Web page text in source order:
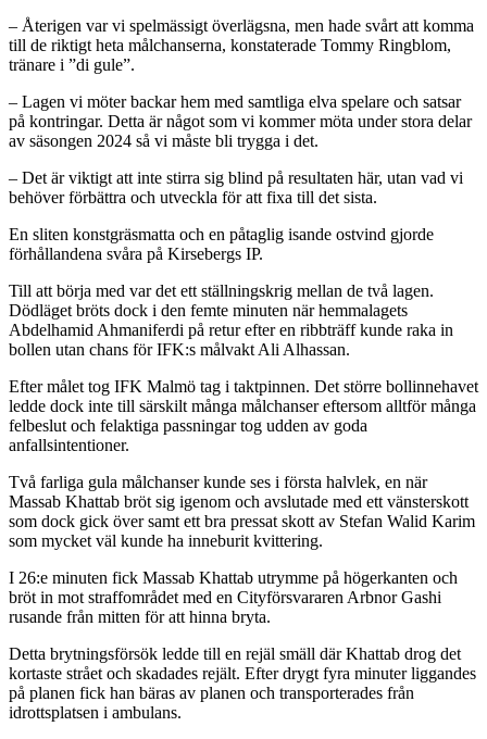
– Återigen var vi spelmässigt överlägsna, men hade svårt att komma
till de riktigt heta målchanserna, konstaterade Tommy Ringblom,
tränare i ”di gule”.
– Lagen vi möter backar hem med samtliga elva spelare och satsar
på kontringar. Detta är något som vi kommer möta under stora delar
av säsongen 2024 så vi måste bli trygga i det.
– Det är viktigt att inte stirra sig blind på resultaten här, utan vad vi
behöver förbättra och utveckla för att fixa till det sista.
En sliten konstgräsmatta och en påtaglig isande ostvind gjorde
förhållandena svåra på Kirsebergs IP.
Till att börja med var det ett ställningskrig mellan de två lagen.
Dödläget bröts dock i den femte minuten när hemmalagets
Abdelhamid Ahmaniferdi på retur efter en ribbträff kunde raka in
bollen utan chans för IFK:s målvakt Ali Alhassan.
Efter målet tog IFK Malmö tag i taktpinnen. Det större bollinnehavet
ledde dock inte till särskilt många målchanser eftersom alltför många
felbeslut och felaktiga passningar tog udden av goda
anfallsintentioner.
Två farliga gula målchanser kunde ses i första halvlek, en när
Massab Khattab bröt sig igenom och avslutade med ett vänsterskott
som dock gick över samt ett bra pressat skott av Stefan Walid Karim
som mycket väl kunde ha inneburit kvittering.
I 26:e minuten fick Massab Khattab utrymme på högerkanten och
bröt in mot straffområdet med en Cityförsvararen Arbnor Gashi
rusande från mitten för att hinna bryta.
Detta brytningsförsök ledde till en rejäl smäll där Khattab drog det
kortaste strået och skadades rejält. Efter drygt fyra minuter liggandes
på planen fick han bäras av planen och transporterades från
idrottsplatsen i ambulans.